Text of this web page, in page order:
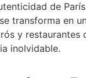
de
transforma en
y restaurantes
inolvidable.